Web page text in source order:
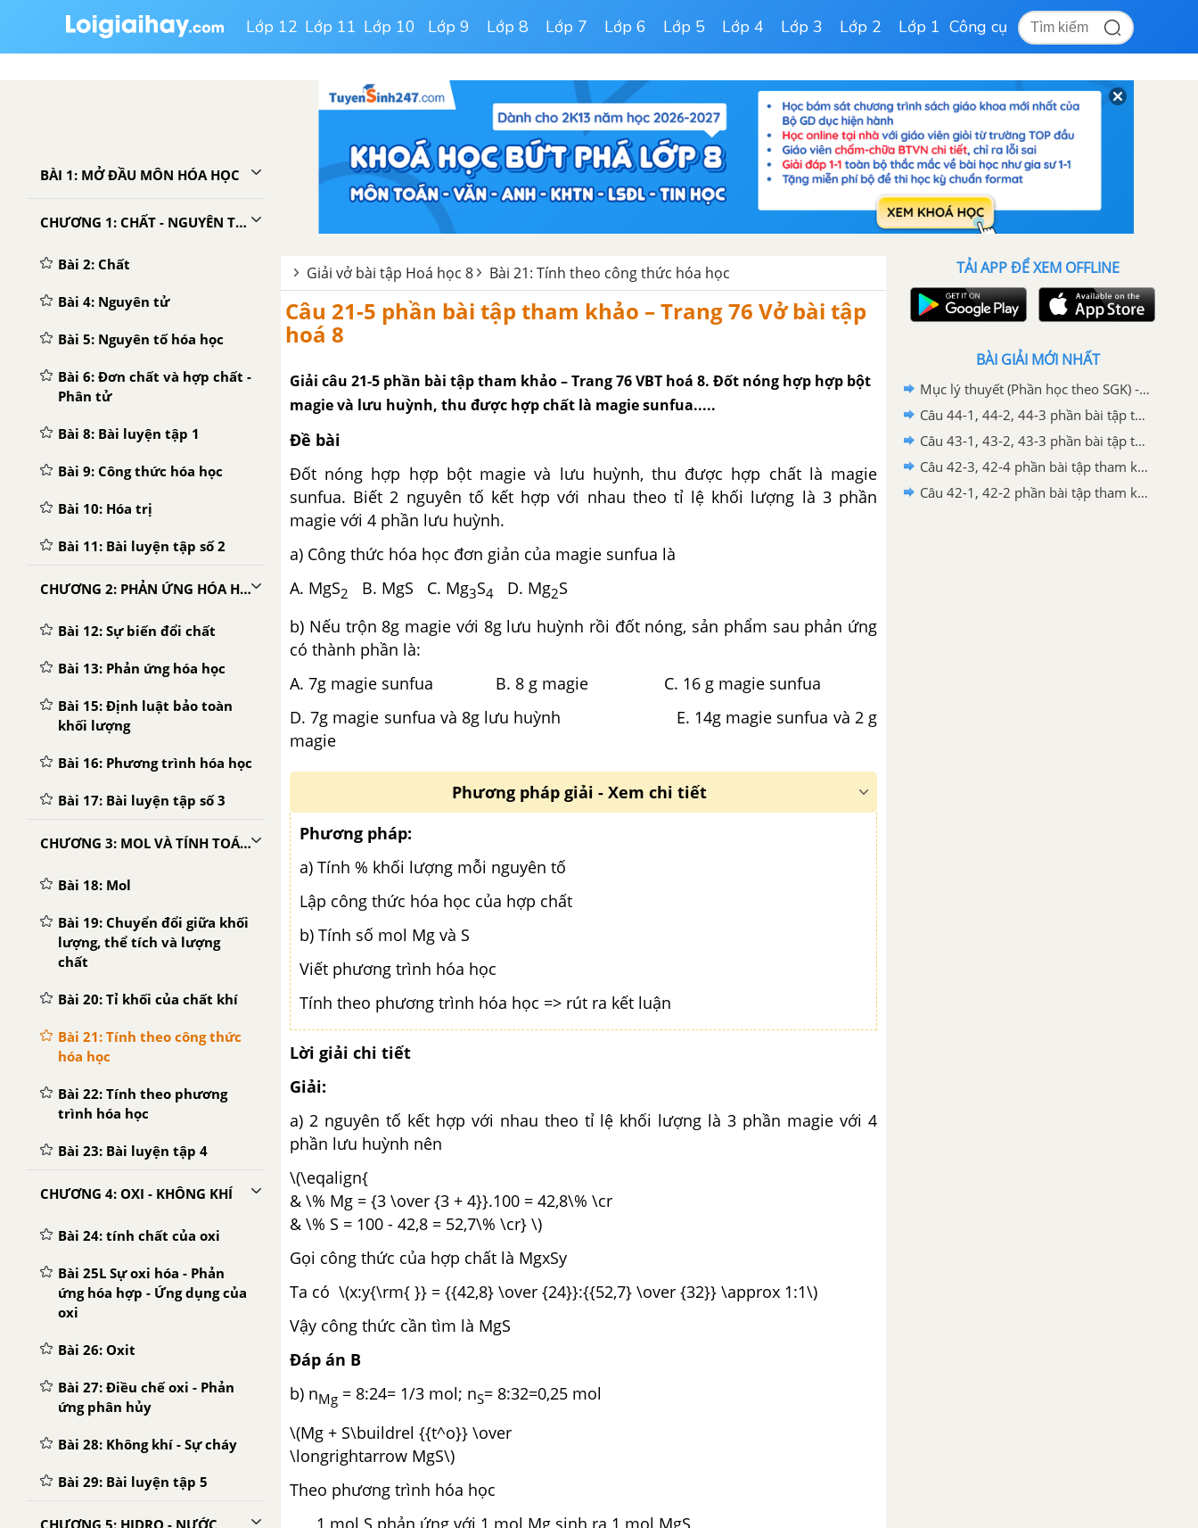
Lớp 12 Lớp 11 Lớp 10 Lớp 9 Lớp 8 Lớp 7 Lớp 6 Lớp 5 Lớp 4 Lớp 3 Lớp 2 Lớp 1 Công cụ
BÀI 1: MỞ ĐẦU MÔN HÓA HỌC
CHƯƠNG 1: CHẤT - NGUYÊN TỬ - PHÂN TỬ
Bài 2: Chất
Bài 4: Nguyên tử
Bài 5: Nguyên tố hóa học
Bài 6: Đơn chất và hợp chất -
Phân tử
Bài 8: Bài luyện tập 1
Bài 9: Công thức hóa học
Bài 10: Hóa trị
Bài 11: Bài luyện tập số 2
CHƯƠNG 2: PHẢN ỨNG HÓA HỌC
Bài 12: Sự biến đổi chất
Bài 13: Phản ứng hóa học
Bài 15: Định luật bảo toàn
khối lượng
Bài 16: Phương trình hóa học
Bài 17: Bài luyện tập số 3
CHƯƠNG 3: MOL VÀ TÍNH TOÁN HÓA HỌC
Bài 18: Mol
Bài 19: Chuyển đổi giữa khối
lượng, thể tích và lượng
chất
Bài 20: Tỉ khối của chất khí
Bài 21: Tính theo công thức
hóa học
Bài 22: Tính theo phương
trình hóa học
Bài 23: Bài luyện tập 4
CHƯƠNG 4: OXI - KHÔNG KHÍ
Bài 24: tính chất của oxi
Bài 25L Sự oxi hóa - Phản
ứng hóa hợp - Ứng dụng của
oxi
Bài 26: Oxit
Bài 27: Điều chế oxi - Phản
ứng phân hủy
Bài 28: Không khí - Sự cháy
Bài 29: Bài luyện tập 5
CHƯƠNG 5: HIDRO - NƯỚC
Giải vở bài tập Hoá học 8 Bài 21: Tính theo công thức hóa học
Câu 21-5 phần bài tập tham khảo – Trang 76 Vở bài tập
hoá 8
Giải câu 21-5 phần bài tập tham khảo – Trang 76 VBT hoá 8. Đốt nóng hợp hợp bột
magie và lưu huỳnh, thu được hợp chất là magie sunfua.....
Đề bài
Đốt nóng hợp hợp bột magie và lưu huỳnh, thu được hợp chất là magie
sunfua. Biết 2 nguyên tố kết hợp với nhau theo tỉ lệ khối lượng là 3 phần
magie với 4 phần lưu huỳnh.
a) Công thức hóa học đơn giản của magie sunfua là
A. MgS2 B. MgS C. Mg3S4 D. Mg2S
b) Nếu trộn 8g magie với 8g lưu huỳnh rồi đốt nóng, sản phẩm sau phản ứng
có thành phần là:
A. 7g magie sunfua B. 8 g magie C. 16 g magie sunfua
D. 7g magie sunfua và 8g lưu huỳnh E. 14g magie sunfua và 2 g
magie
Phương pháp giải - Xem chi tiết
Phương pháp:
a) Tính % khối lượng mỗi nguyên tố
Lập công thức hóa học của hợp chất
b) Tính số mol Mg và S
Viết phương trình hóa học
Tính theo phương trình hóa học => rút ra kết luận
Lời giải chi tiết
Giải:
a) 2 nguyên tố kết hợp với nhau theo tỉ lệ khối lượng là 3 phần magie với 4
phần lưu huỳnh nên
\(\eqalign{
& \% Mg = {3 \over {3 + 4}}.100 = 42,8\% \cr
& \% S = 100 - 42,8 = 52,7\% \cr} \)
Gọi công thức của hợp chất là MgxSy
Ta có \(x:y{\rm{ }} = {{42,8} \over {24}}:{{52,7} \over {32}} \approx 1:1\)
Vậy công thức cần tìm là MgS
Đáp án B
b) nMg = 8:24= 1/3 mol; nS= 8:32=0,25 mol
\(Mg + S\buildrel {{t^o}} \over
\longrightarrow MgS\)
Theo phương trình hóa học
1 mol S phản ứng với 1 mol Mg sinh ra 1 mol MgS
TẢI APP ĐỂ XEM OFFLINE
BÀI GIẢI MỚI NHẤT
Mục lý thuyết (Phần học theo SGK) - Trang 151
Câu 44-1, 44-2, 44-3 phần bài tập tham khảo – Trang 167 Vở bài tập hoá 8
Câu 43-1, 43-2, 43-3 phần bài tập tham khảo – Trang 163 Vở bài tập hoá 8
Câu 42-3, 42-4 phần bài tập tham khảo – Trang 160 Vở bài tập hoá 8
Câu 42-1, 42-2 phần bài tập tham khảo – Trang 160 Vở bài tập hoá 8